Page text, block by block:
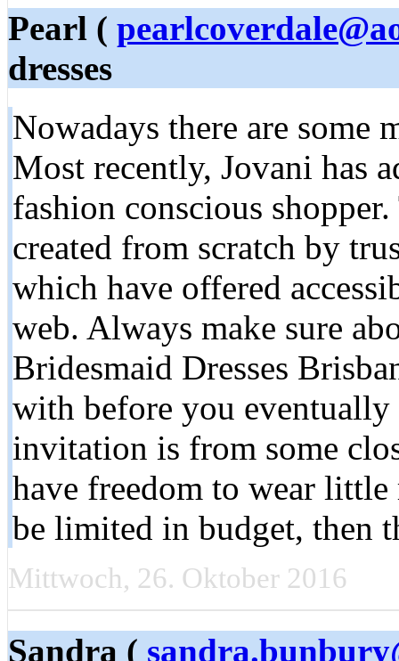
Pearl (
dresses
Nowadays there are some
Most recently, Jovani has
fashion conscious
created from scratch by
which have offered
web. Always make sure
Bridesmaid Dresses
with before you
invitation is from some
have freedom to wear
be limited in budget, then
Mittwoch, 26. Oktober 2016
Sandra (